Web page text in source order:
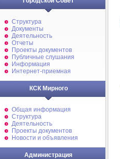
Структура
Документы
Деятельность
Отчеты
Проекты документов
Публичные слушания
Информация
Интернет-приемная
КСК Мирного
Общая информация
Структура
Деятельность
Проекты документов
Новости и объявления
Администрация